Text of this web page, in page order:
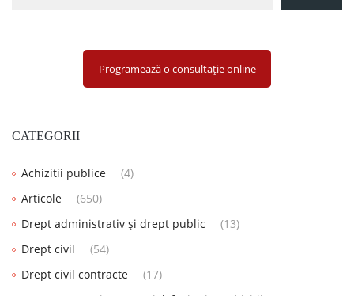
Programează o consultație online
CATEGORII
Achizitii publice
(4)
Articole
(650)
Drept administrativ și drept public
(13)
Drept civil
(54)
Drept civil contracte
(17)